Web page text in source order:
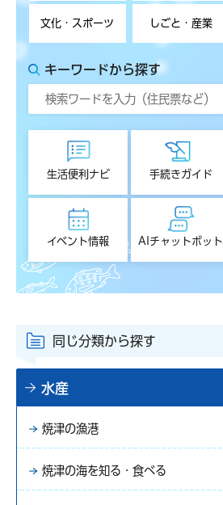
文化・スポーツ しごと・産業
キーワードから探す
生活便利ナビ 手続きガイド
イベント情報 AIチャットボット
同じ分類から探す
水産
焼津の漁港
焼津の海を知る・食べる